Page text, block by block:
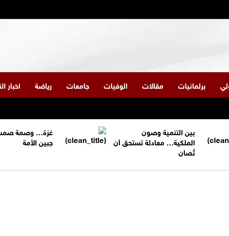
برلمانيات مقالات الوفيات جامعات رياضة اخبار
بين التنمية وصون
الملكية… معادلة تستحق أن
تُصان
غزة… وصمة
جبين الأمة